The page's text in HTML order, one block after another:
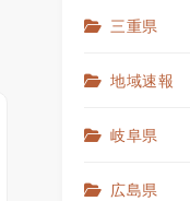
三重県
地域速報
岐阜県
広島県